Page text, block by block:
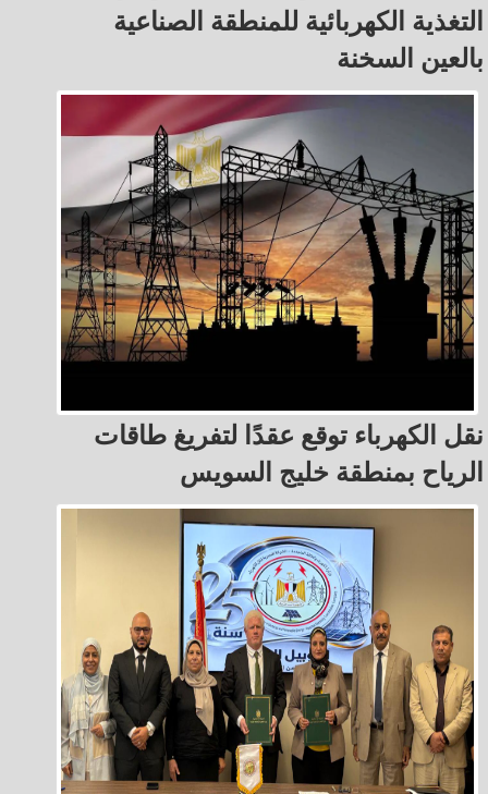
التغذية الكهربائية للمنطقة الصناعية
بالعين السخنة
نقل الكهرباء توقع عقدًا لتفريغ طاقات
الرياح بمنطقة خليج السويس